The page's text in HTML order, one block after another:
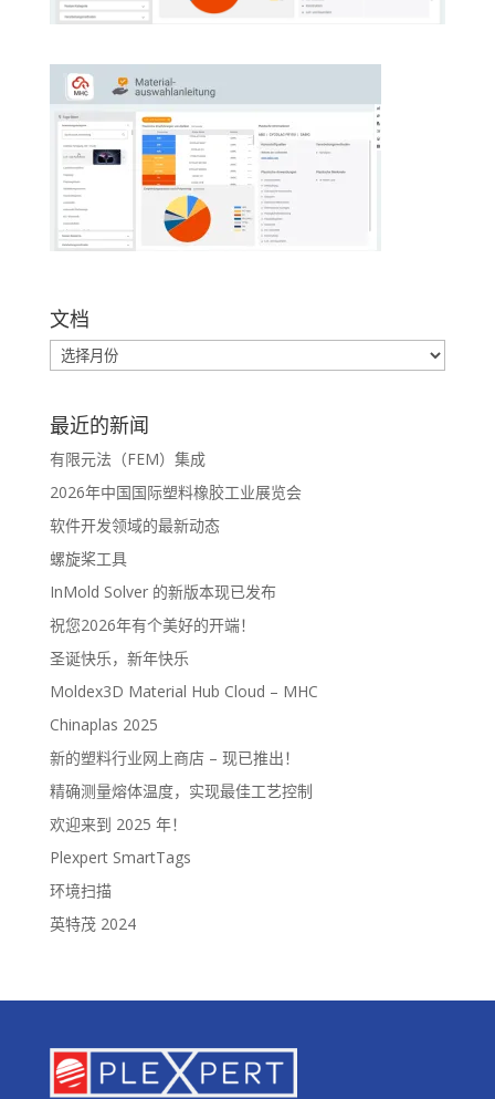
文档
最近的新闻
有限元法（FEM）集成
2026年中国国际塑料橡胶工业展览会
软件开发领域的最新动态
螺旋桨工具
InMold Solver 的新版本现已发布
祝您2026年有个美好的开端！
圣诞快乐，新年快乐
Moldex3D Material Hub Cloud – MHC
Chinaplas 2025
新的塑料行业网上商店 – 现已推出！
精确测量熔体温度，实现最佳工艺控制
欢迎来到 2025 年！
Plexpert SmartTags
环境扫描
英特茂 2024